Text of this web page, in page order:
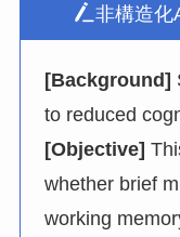
非構造化
[Background]
to reduced
[Objective]
whether brief
working